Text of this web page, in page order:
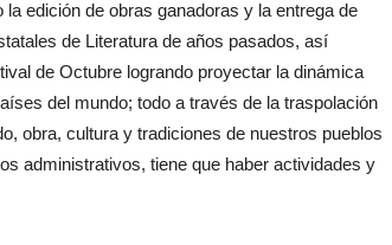
edición de obras ganadoras y la entrega de
de Literatura de años pasados, así
de Octubre logrando proyectar la dinámica
del mundo; todo a través de la traspolación
obra, cultura y tradiciones de nuestros pueblos
administrativos, tiene que haber actividades y